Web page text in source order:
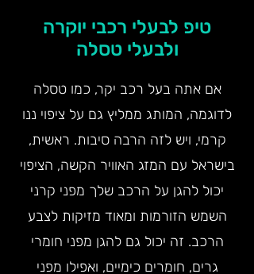
טיפ לבעלי רכבי יוקרה
ולבעלי טסלה
אם אתה בעל רכב יקר, כמו טסלה
לדוגמה, המותג ממליץ גם על ציפוי ננו
קרמי, ויש לזה הרבה סיבות. ראשית,
בישראל עם המזג האוויר הקשה, הציפוי
יכול להגן על הרכב שלך מפני קרני
השמש הזורמות ומאוד מזיקות לצבע
הרכב. זה יכול גם להגן מפני חומרי
גרים, חומרים כימיים, ואפילו מפני